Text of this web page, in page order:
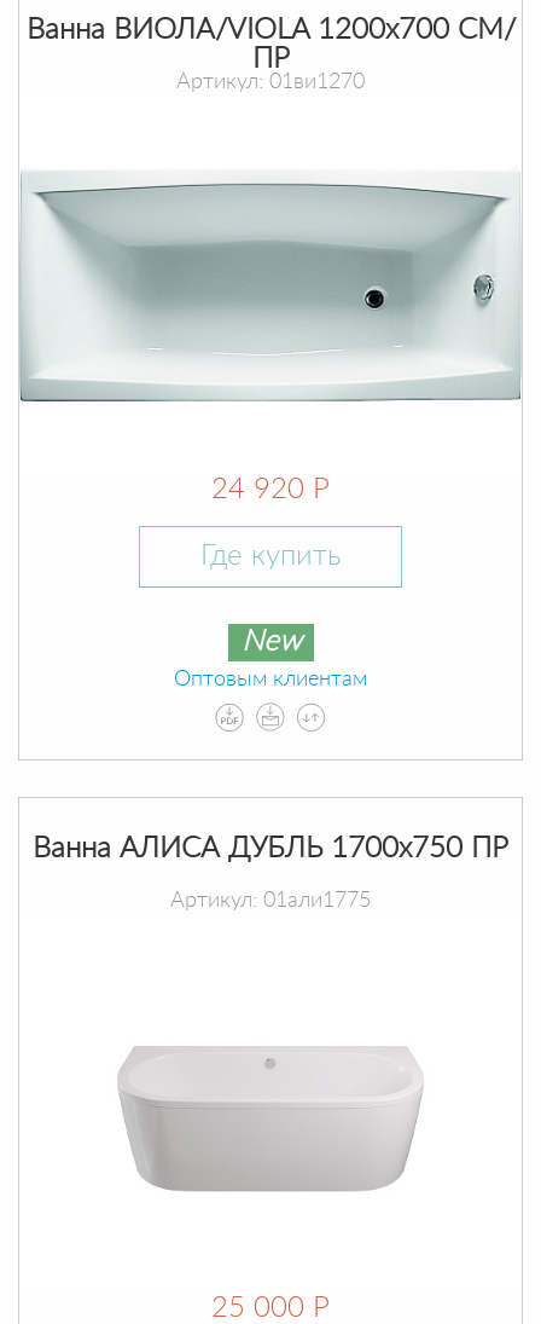
Ванна ВИОЛА/VIOLA 1200х700 СМ/
ПР
Артикул: 01ви1270
24 920 Р
Где купить
New
Оптовым клиентам
Ванна АЛИСА ДУБЛЬ 1700х750 ПР
Артикул: 01али1775
25 000 Р